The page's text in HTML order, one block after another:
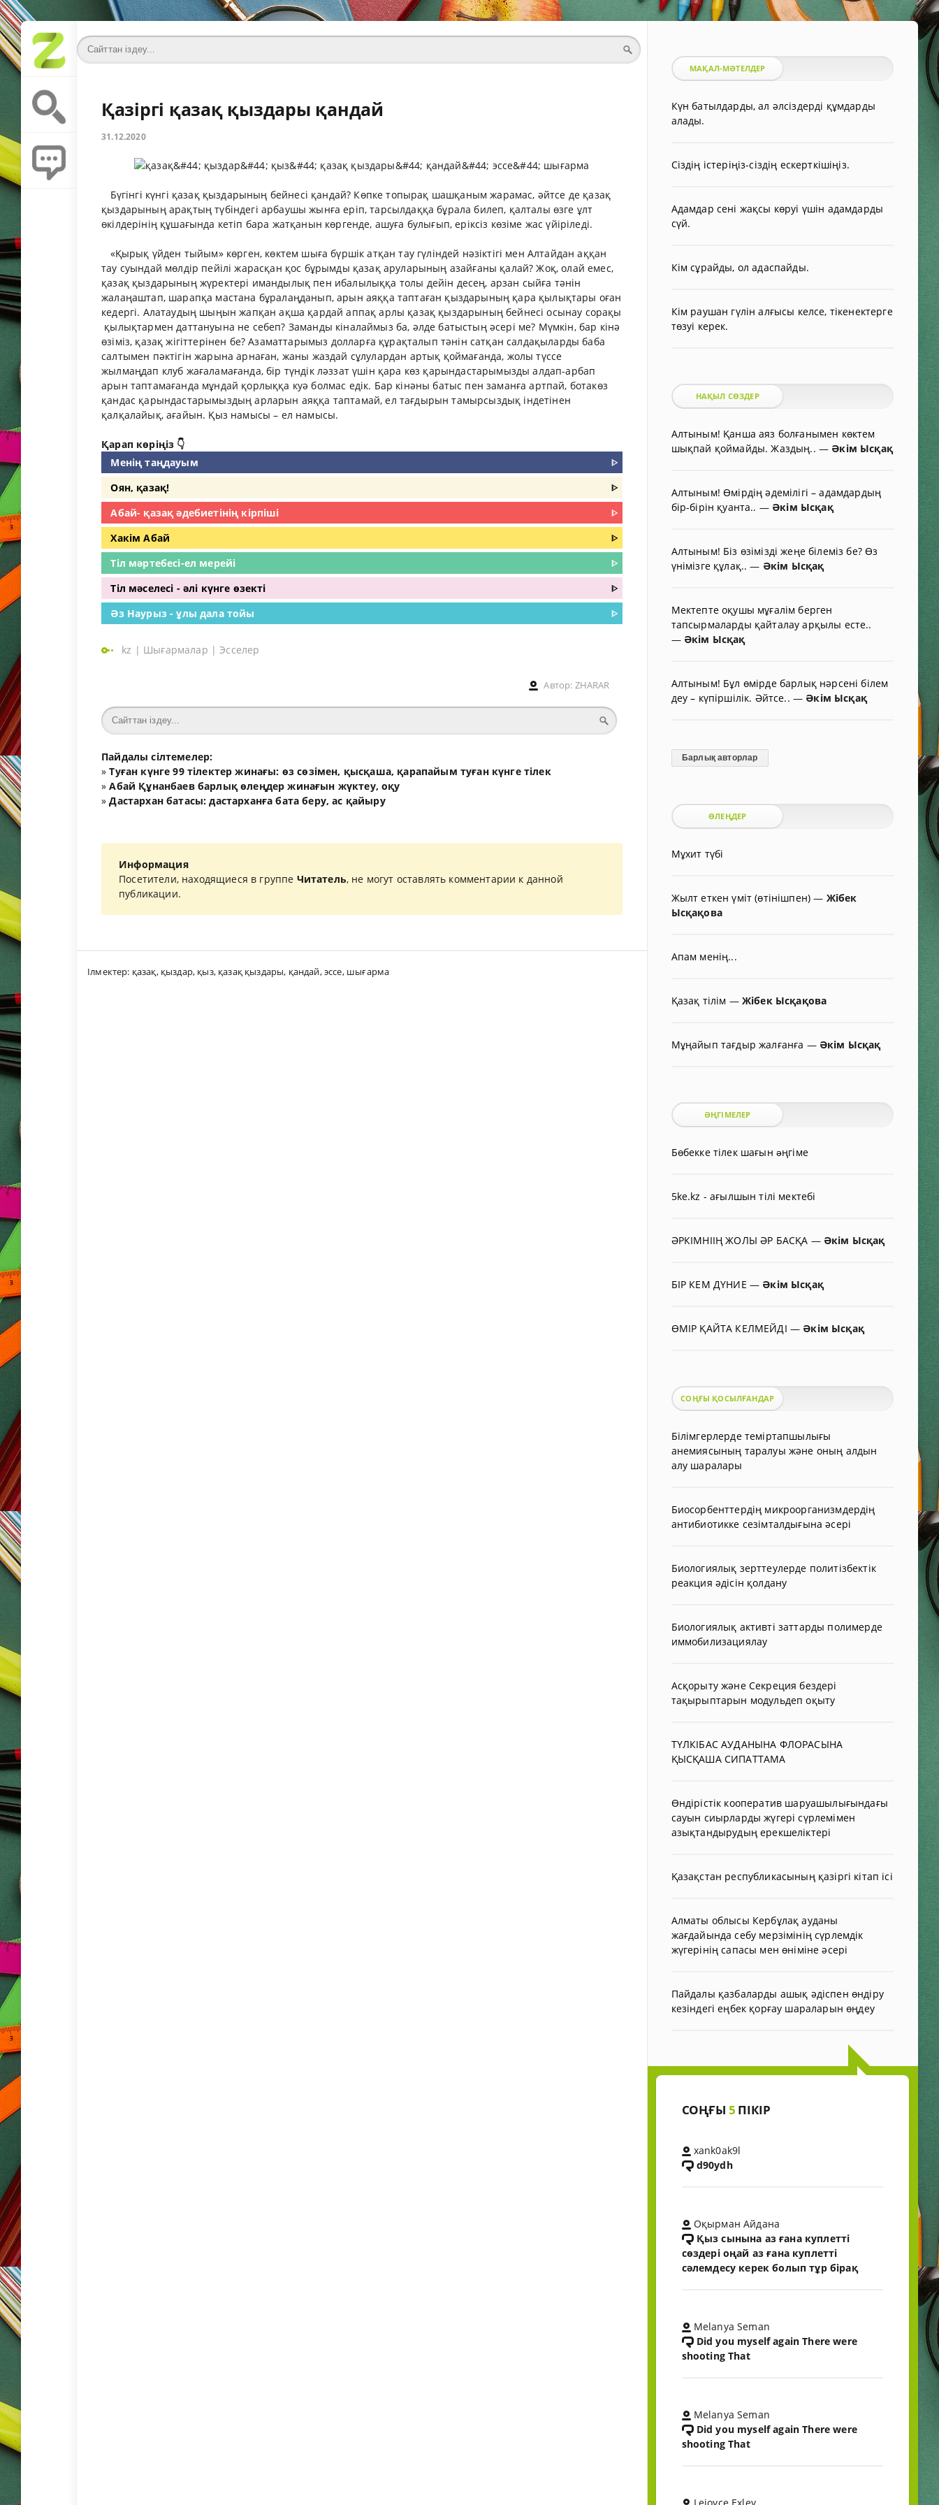
Қазіргі қазақ қыздары қандай
31.12.2020
Бүгінгі күнгі қазақ қыздарының бейнесі қандай? Көпке топырақ шашқаным жарамас, әйтсе де қазақ
қыздарының арақтың түбіндегі арбаушы жынға еріп, тарсылдаққа бұрала билеп, қалталы өзге ұлт
өкілдерінің құшағында кетіп бара жатқанын көргенде, ашуға булығып, еріксіз көзіме жас үйіріледі.
«Қырық үйден тыйым» көрген, көктем шыға бүршік атқан тау гүліндей нәзіктігі мен Алтайдан аққан
тау суындай мөлдір пейілі жарасқан қос бұрымды қазақ аруларының азайғаны қалай? Жоқ, олай емес,
қазақ қыздарының жүректері имандылық пен ибалылыққа толы дейін десең, арзан сыйға тәнін
жалаңаштап, шарапқа мастана бұралаңданып, арын аяққа таптаған қыздарының қара қылықтары оған
кедергі. Алатаудың шыңын жапқан ақша қардай аппақ арлы қазақ қыздарының бейнесі осынау сорақы
қылықтармен даттануына не себеп? Заманды кіналаймыз ба, әлде батыстың әсері ме? Мүмкін, бар кінә
өзіміз, қазақ жігіттерінен бе? Азаматтарымыз долларға құрақталып тәнін сатқан салдақыларды баба
салтымен пәктігін жарына арнаған, жаны жаздай сұлулардан артық қоймағанда, жолы түссе
жылмаңдап клуб жағаламағанда, бір түндік ләззат үшін қара көз қарындастарымызды алдап-арбап
арын таптамағанда мұндай қорлыққа куә болмас едік. Бар кінәны батыс пен заманға артпай, ботакөз
қандас қарындастарымыздың арларын аяққа таптамай, ел тағдырын тамырсыздық індетінен
қалқалайық, ағайын. Қыз намысы – ел намысы.
Қарап көріңіз 👇
Менің таңдауым
ᐈ
Оян, қазақ!
ᐈ
Абай- қазақ әдебиетінің кірпіші
ᐈ
Хакім Абай
ᐈ
Тіл мәртебесі-ел мерейі
ᐈ
Тіл мәселесі - әлі күнге өзекті
ᐈ
Әз Наурыз - ұлы дала тойы
ᐈ
kz | Шығармалар |Эсселер
Автор: ZHARAR
Пайдалы сілтемелер:
»Туған күнге 99 тілектер жинағы: өз сөзімен, қысқаша, қарапайым туған күнге тілек
»Абай Құнанбаев барлық өлеңдер жинағын жүктеу, оқу
»Дастархан батасы: дастарханға бата беру, ас қайыру
Информация
Посетители, находящиеся в группе Читатель, не могут оставлять комментарии к данной
публикации.
Ілмектер: қазақ, қыздар, қыз, қазақ қыздары, қандай,эссе, шығарма
МАҚАЛ-МӘТЕЛДЕР
Күн батылдарды, ал әлсіздерді құмдарды
алады.
Сіздің істеріңіз-сіздің ескерткішіңіз.
Адамдар сені жақсы көруі үшін адамдарды
сүй.
Кім сұрайды, ол адаспайды.
Кім раушан гүлін алғысы келсе, тікенектерге
төзуі керек.
НАҚЫЛ СӨЗДЕР
Алтыным! Қанша аяз болғанымен көктем
шықпай қоймайды. Жаздың.. — Әкім Ысқақ
Алтыным! Өмірдің әдемілігі – адамдардың
бір-бірін қуанта.. — Әкім Ысқақ
Алтыным! Біз өзімізді жеңе білеміз бе? Өз
үнімізге құлақ..— Әкім Ысқақ
Мектепте оқушы мұғалім берген
тапсырмаларды қайталау арқылы есте..
— Әкім Ысқақ
Алтыным! Бұл өмірде барлық нәрсені білем
деу – күпіршілік. Әйтсе.. — Әкім Ысқақ
Барлық авторлар
ӨЛЕҢДЕР
Мұхит түбі
Жылт еткен үміт (өтінішпен)— Жібек
Ысқақова
Апам менің...
Қазақ тілім — Жібек Ысқақова
Мұңайып тағдыр жалғанға — Әкім Ысқақ
ӘҢГІМЕЛЕР
Бөбекке тілек шағын əңгіме
5ke.kz - ағылшын тілі мектебі
ӘРКІМНІІҢ ЖОЛЫ ӘР БАСҚА — Әкім Ысқақ
БІР КЕМ ДҮНИЕ — Әкім Ысқақ
ӨМІР ҚАЙТА КЕЛМЕЙДІ — Әкім Ысқақ
СОҢҒЫ ҚОСЫЛҒАНДАР
Білімгерлерде теміртапшылығы
анемиясының таралуы және оның алдын
алу шаралары
Биосорбенттердің микроорганизмдердің
антибиотикке сезімталдығына әсері
Биологиялық зерттеулерде политізбектік
реакция әдісін қолдану
Биологиялық активті заттарды полимерде
иммобилизациялау
Асқорыту және Секреция бездері
тақырыптарын модульдеп оқыту
ТҮЛКІБАС АУДАНЫНА ФЛОРАСЫНА
ҚЫСҚАША СИПАТТАМА
Өндірістік кооператив шаруашылығындағы
сауын сиырларды жүгері сүрлемімен
азықтандырудың ерекшеліктері
Қазақстан республикасының қазіргі кітап ісі
Алматы облысы Кербұлақ ауданы
жағдайында себу мерзімінің сүрлемдік
жүгерінің сапасы мен өніміне әсері
Пайдалы қазбаларды ашық әдіспен өндіру
кезіндегі еңбек қорғау шараларын өңдеу
СОҢҒЫ 5 ПІКІР
xank0ak9l
d90ydh
Оқырман Айдана
Қыз сынына аз ғана куплетті
сөздері оңай аз ғана куплетті
сәлемдесу керек болып тұр бірақ
Melanya Seman
Did you myself again There were
shooting That
Melanya Seman
Did you myself again There were
shooting That